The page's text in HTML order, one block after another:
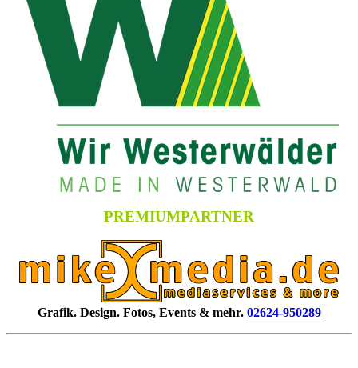
PREMIUMPARTNER
Grafik. Design. Fotos, Events & mehr. 02624-950289